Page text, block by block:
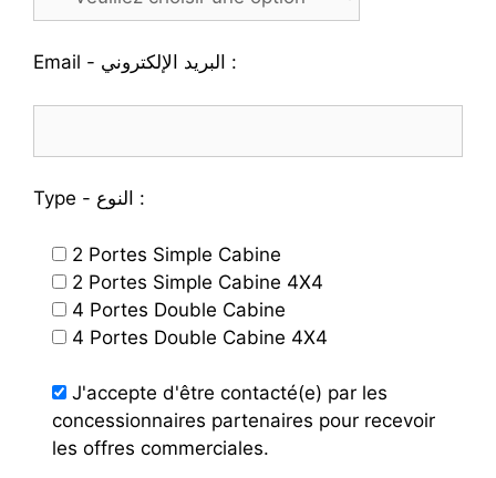
Email - البريد الإلكتروني :
Type - النوع :
2 Portes Simple Cabine
2 Portes Simple Cabine 4X4
4 Portes Double Cabine
4 Portes Double Cabine 4X4
J'accepte d'être contacté(e) par les
concessionnaires partenaires pour recevoir
les offres commerciales.